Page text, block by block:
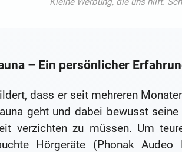
– Ein persönlicher
dass er seit mehreren
geht und dabei bewusst
verzichten zu müssen. Um
Hörgeräte (Phonak